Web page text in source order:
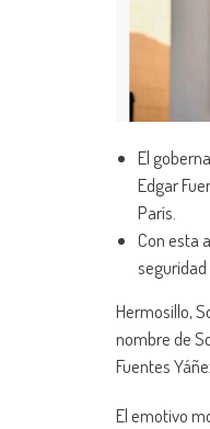
El
Edgar
París.
Con esta
Hermosillo,
nombre de
Fuentes
El emotivo